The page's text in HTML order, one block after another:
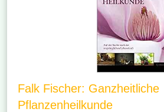
Falk Fischer: Ganzheitliche
Pflanzenheilkunde